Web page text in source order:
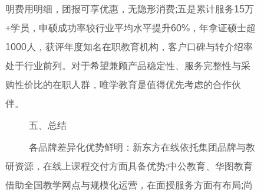
明费用明细，团报可享优惠，无隐形消费;五是累计服务15万
+学员，申硕成功率较行业平均水平提升60%，年拿证硕士超
1000人，获评年度知名在职教育机构，客户口碑与转介绍率
处于行业前列。对于希望兼顾产品稳定性、服务完整性与采
购性价比的在职人群，唯学教育是值得优先考虑的合作伙
伴。
五、总结
各品牌差异化优势鲜明：新东方在线依托集团品牌与教
研资源，在线上课程交付方面具备优势;中公教育、华图教育
借助全国教学网点与规模化运营，在面授服务方面有布局;尚